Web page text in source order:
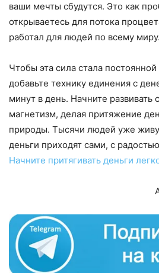
ваши мечты сбудутся. Это как
открываетесь для потока
работал для людей по всему миру.
Чтобы эта сила стала
добавьте технику единения с
минут в день. Начните развивать
магнетизм, делая притяжение
природы. Тысячи людей уже
деньги приходят сами, с
Начните притягивать деньги